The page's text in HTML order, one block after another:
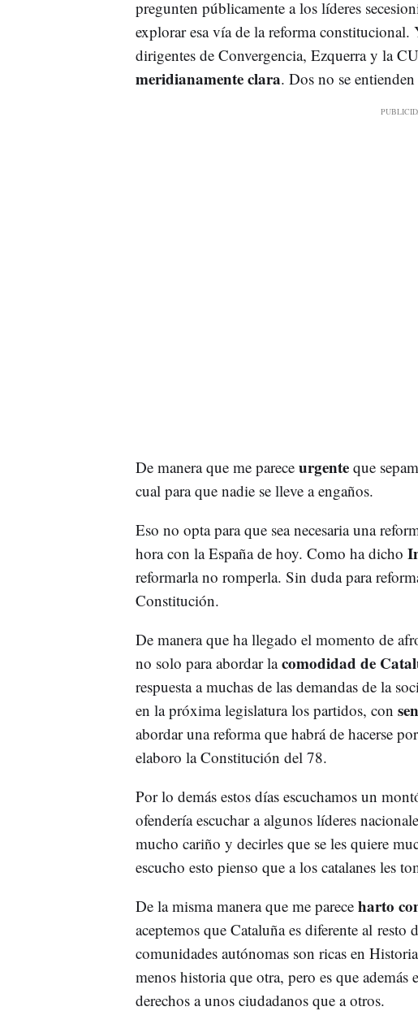
pregunten públicamente a los líderes
explorar esa vía de la reforma
dirigentes de Convergencia, Ezquerra y la
meridianamente clara. Dos no se
De manera que me parece urgente que
cual para que nadie se lleve a engaños.
Eso no opta para que sea necesaria una
hora con la España de hoy. Como ha dicho
reformarla no romperla. Sin duda para
Constitución.
De manera que ha llegado el momento de
no solo para abordar lacomodidad de
respuesta a muchas de las demandas de la
en la próxima legislatura los partidos, con
abordar una reforma que habrá de hacerse
elaboro la Constitución del 78.
Por lo demás estos días escuchamos un
ofendería escuchar a algunos líderes
mucho cariño y decirles que se les quiere
escucho esto pienso que a los catalanes les
De la misma manera que me parece harto
aceptemos que Cataluña es diferente al resto
comunidades autónomas son ricas en
menos historia que otra, pero es que
derechos a unos ciudadanos que a otros.